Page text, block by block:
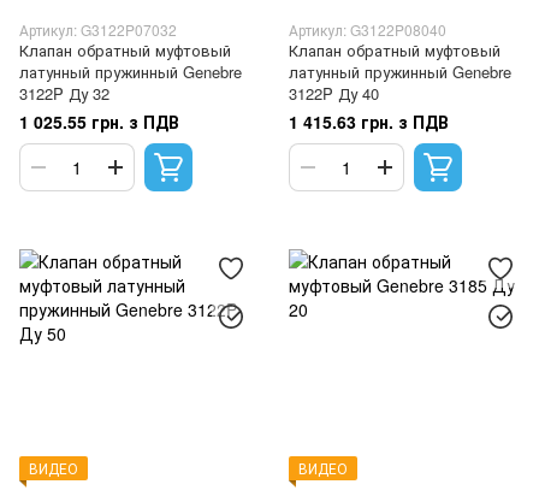
Артикул: G3122P07032
Клапан обратный муфтовый
латунный пружинный Genebre
3122P Ду 32
1 025.55 грн. з ПДВ
Артикул: G3122P08040
Клапан обратный муфтовый
латунный пружинный Genebre
3122P Ду 40
1 415.63 грн. з ПДВ
ВИДЕО ВИДЕО